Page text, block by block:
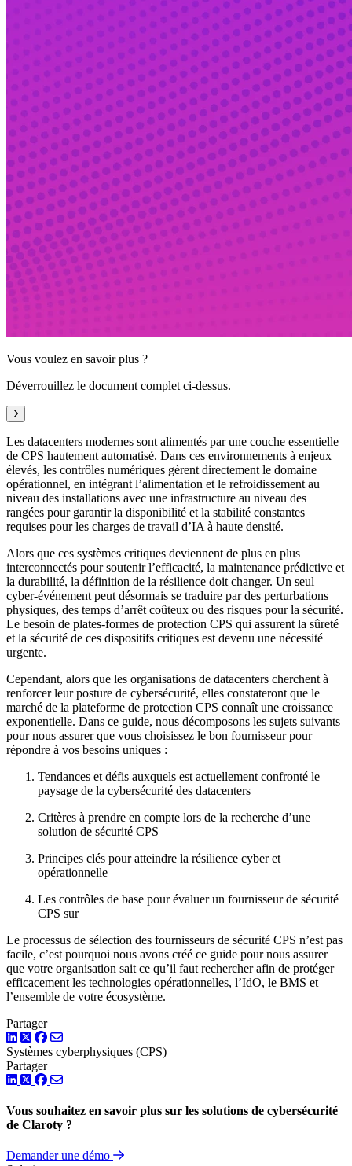
Vous voulez en savoir plus ?
Déverrouillez le document complet ci-dessus.
Suivant
Les datacenters modernes sont alimentés par une couche essentielle
de CPS hautement automatisé. Dans ces environnements à enjeux
élevés, les contrôles numériques gèrent directement le domaine
opérationnel, en intégrant l’alimentation et le refroidissement au
niveau des installations avec une infrastructure au niveau des
rangées pour garantir la disponibilité et la stabilité constantes
requises pour les charges de travail d’IA à haute densité.
Alors que ces systèmes critiques deviennent de plus en plus
interconnectés pour soutenir l’efficacité, la maintenance prédictive et
la durabilité, la définition de la résilience doit changer. Un seul
cyber-événement peut désormais se traduire par des perturbations
physiques, des temps d’arrêt coûteux ou des risques pour la sécurité.
Le besoin de plates-formes de protection CPS qui assurent la sûreté
et la sécurité de ces dispositifs critiques est devenu une nécessité
urgente.
Cependant, alors que les organisations de datacenters cherchent à
renforcer leur posture de cybersécurité, elles constateront que le
marché de la plateforme de protection CPS connaît une croissance
exponentielle. Dans ce guide, nous décomposons les sujets suivants
pour nous assurer que vous choisissez le bon fournisseur pour
répondre à vos besoins uniques :
Tendances et défis auxquels est actuellement confronté le
paysage de la cybersécurité des datacenters
Critères à prendre en compte lors de la recherche d’une
solution de sécurité CPS
Principes clés pour atteindre la résilience cyber et
opérationnelle
Les contrôles de base pour évaluer un fournisseur de sécurité
CPS sur
Le processus de sélection des fournisseurs de sécurité CPS n’est pas
facile, c’est pourquoi nous avons créé ce guide pour nous assurer
que votre organisation sait ce qu’il faut rechercher afin de protéger
efficacement les technologies opérationnelles, l’IdO, le BMS et
l’ensemble de votre écosystème.
Partager
LinkedIn
TwitterFacebook
Systèmes cyberphysiques (CPS)
Partager
LinkedIn
TwitterFacebook
Vous souhaitez en savoir plus sur les solutions de cybersécurité
de Claroty ?
Demander une démo